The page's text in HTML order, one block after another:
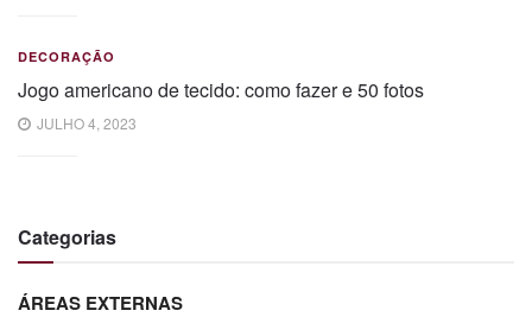
DECORAÇÃO
Jogo americano de tecido: como fazer e 50 fotos
JULHO 4, 2023
Categorias
ÁREAS EXTERNAS